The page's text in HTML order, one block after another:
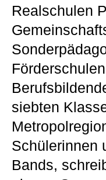
Realschulen
siebten
Schülerinnen
Bands,